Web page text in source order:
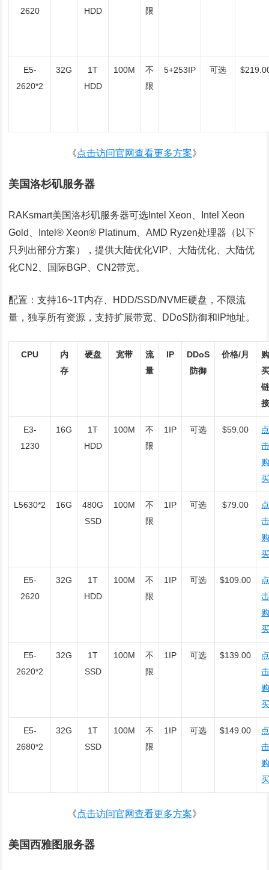
2620
HDD
限
E5-
2620*2
32G
1T
HDD
100M
不
限
5+253IP 可选
《点击访问官网查看更多方案》
美国洛杉矶服务器
RAKsmart美国洛杉矶服务器可选Intel Xeon、Intel Xeon
Gold、Intel® Xeon® Platinum、AMD Ryzen处理器（以下
只列出部分方案），提供大陆优化VIP、大陆优化、大陆优
化CN2、国际BGP、CN2带宽。
配置：支持16~1T内存、HDD/SSD/NVME硬盘，不限流
量，独享所有资源，支持扩展带宽、DDoS防御和IP地址。
CPU
内
存
硬盘 宽带
流
量
IP
DDoS
防御
价格/月
E3-
1230
16G
1T
HDD
100M
不
限
1IP 可选 $59.00
L5630*2 16G
480G
SSD
100M
不
限
1IP 可选 $79.00
E5-
2620
32G
1T
HDD
100M
不
限
1IP 可选 $109.00
E5-
2620*2
32G
1T
SSD
100M
不
限
1IP 可选 $139.00
E5-
2680*2
32G
1T
SSD
100M
不
限
1IP 可选 $149.00
《点击访问官网查看更多方案》
美国西雅图服务器